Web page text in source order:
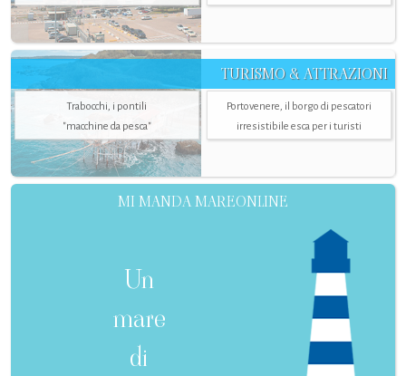
TURISMO & ATTRAZIONI
Trabocchi, i pontili
"macchine da pesca"
Portovenere, il borgo di pescatori
irresistibile esca per i turisti
MI MANDA MAREONLINE
Un
mare
di